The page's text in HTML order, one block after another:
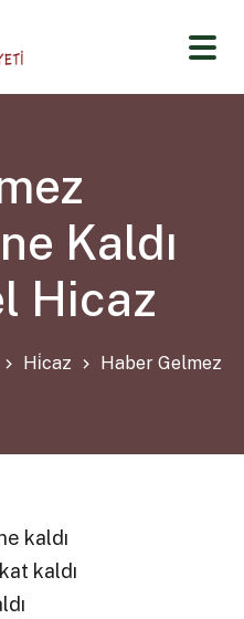
Kaldı
Hicaz
Hi̇caz Haber Gelmez
kaldı
kaldı